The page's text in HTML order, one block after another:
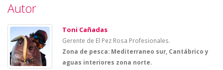
Autor
Toni Cañadas
Gerente de El Pez Rosa Profesionales.
Zona de pesca: Mediterraneo sur, Cantábrico y
aguas interiores zona norte.